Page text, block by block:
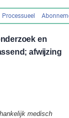
Processueel
en
afwijzing
medisch